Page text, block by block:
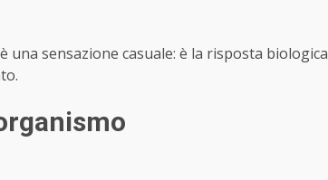
sensazione casuale: è la risposta biologica